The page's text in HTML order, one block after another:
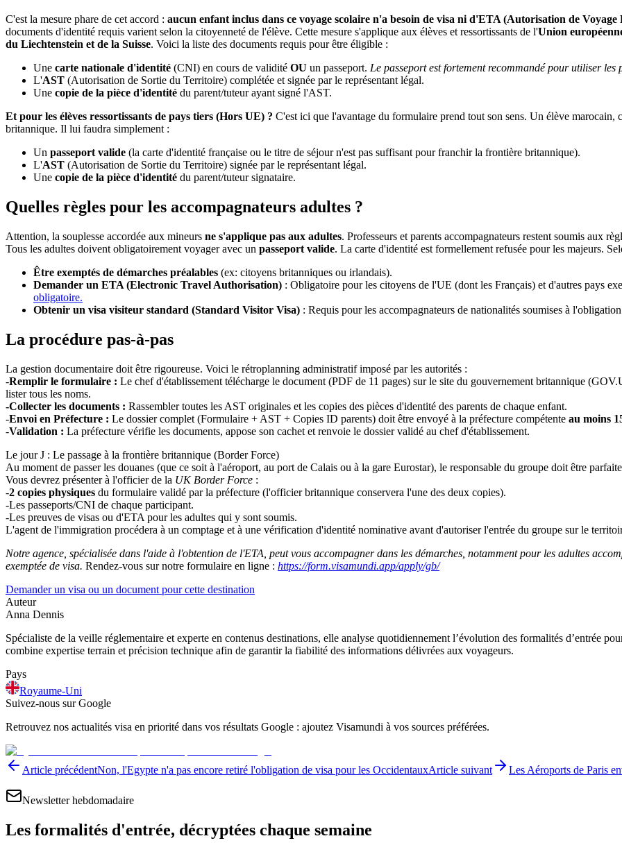
C'est la mesure phare de cet accord : aucun enfant inclus dans ce voyage scolaire n'a besoin de visa ni d'ETA (Autorisation de
documents d'identité requis varient selon la citoyenneté de l'élève. Cette mesure s'applique aux élèves et ressortissants de l'Union
du Liechtenstein et de la Suisse. Voici la liste des documents requis pour être éligible :
Une carte nationale d'identité (CNI) en cours de validité OU un passeport. Le passeport est fortement recommandé pour utiliser
L'AST (Autorisation de Sortie du Territoire) complétée et signée par le représentant légal.
Une copie de la pièce d'identité du parent/tuteur ayant signé l'AST.
Et pour les élèves ressortissants de pays tiers (Hors UE) ? C'est ici que l'avantage du formulaire prend tout son sens. Un élève marocain,
britannique. Il lui faudra simplement :
Un passeport valide (la carte d'identité française ou le titre de séjour n'est pas suffisant pour franchir la frontière britannique).
L'AST (Autorisation de Sortie du Territoire) signée par le représentant légal.
Une copie de la pièce d'identité du parent/tuteur signataire.
Quelles règles pour les accompagnateurs adultes ?
Attention, la souplesse accordée aux mineurs ne s'applique pas aux adultes. Professeurs et parents accompagnateurs restent soumis aux
Tous les adultes doivent obligatoirement voyager avec un passeport valide. La carte d'identité est formellement refusée pour les majeurs.
Être exemptés de démarches préalables (ex: citoyens britanniques ou irlandais).
Demander un ETA (Electronic Travel Authorisation) : Obligatoire pour les citoyens de l'UE (dont les Français) et d'autres pays
obligatoire.
Obtenir un visa visiteur standard (Standard Visitor Visa) : Requis pour les accompagnateurs de nationalités soumises à
La procédure pas-à-pas
La gestion documentaire doit être rigoureuse. Voici le rétroplanning administratif imposé par les autorités :
-Remplir le formulaire : Le chef d'établissement télécharge le document (PDF de 11 pages) sur le site du gouvernement britannique
lister tous les noms.
-Collecter les documents : Rassembler toutes les AST originales et les copies des pièces d'identité des parents de chaque enfant.
-Envoi en Préfecture : Le dossier complet (Formulaire + AST + Copies ID parents) doit être envoyé à la préfecture compétente au moins
-Validation : La préfecture vérifie les documents, appose son cachet et renvoie le dossier validé au chef d'établissement.
Le jour J : Le passage à la frontière britannique (Border Force)
Au moment de passer les douanes (que ce soit à l'aéroport, au port de Calais ou à la gare Eurostar), le responsable du groupe doit être
Vous devrez présenter à l'officier de la UK Border Force :
-2 copies physiques du formulaire validé par la préfecture (l'officier britannique conservera l'une des deux copies).
-Les passeports/CNI de chaque participant.
-Les preuves de visas ou d'ETA pour les adultes qui y sont soumis.
L'agent de l'immigration procédera à un comptage et à une vérification d'identité nominative avant d'autoriser l'entrée du groupe sur le
Notre agence, spécialisée dans l'aide à l'obtention de l'ETA, peut vous accompagner dans les démarches, notamment pour les adultes
exemptée de visa. Rendez-vous sur notre formulaire en ligne : https://form.visamundi.app/apply/gb/
Demander un visa ou un document pour cette destination
Auteur
Anna Dennis
Spécialiste de la veille réglementaire et experte en contenus destinations, elle analyse quotidiennement l’évolution des formalités d’entrée
combine expertise terrain et précision technique afin de garantir la fiabilité des informations délivrées aux voyageurs.
Pays
Royaume-Uni
Suivez-nous sur Google
Retrouvez nos actualités visa en priorité dans vos résultats Google : ajoutez Visamundi à vos sources préférées.
Article précédentNon, l'Egypte n'a pas encore retiré l'obligation de visa pour les OccidentauxArticle suivant Les Aéroports de Paris
Newsletter hebdomadaire
Les formalités d'entrée, décryptées chaque semaine